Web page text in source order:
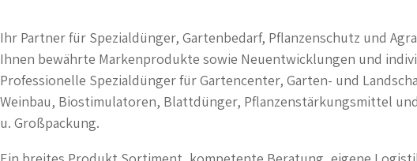
Ihr Partner für Spezialdünger, Gartenbedarf, Pflanzenschutz und
Ihnen bewährte Markenprodukte sowie Neuentwicklungen und
Professionelle Spezialdünger für Gartencenter, Garten- und
Weinbau, Biostimulatoren, Blattdünger, Pflanzenstärkungsmittel
u. Großpackung.